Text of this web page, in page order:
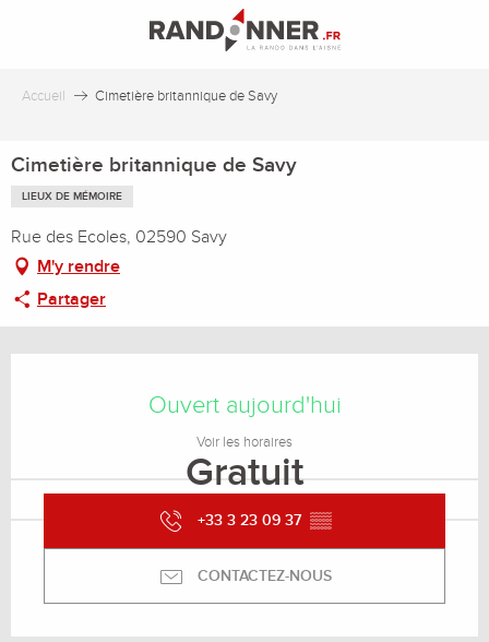
principal
Accueil Cimetière britannique de Savy
Cimetière britannique de Savy
LIEUX DE MÉMOIRE
Rue des Ecoles, 02590 Savy
M'y rendre
Partager
Ouvert aujourd'hui
Voir les horaires
Gratuit
+33 3 23 09 37 ▒▒
CONTACTEZ-NOUS